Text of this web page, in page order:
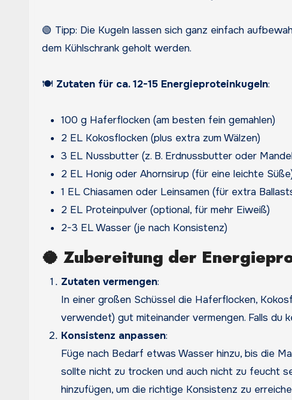
🟢 Tipp: Die Kugeln lassen sich ganz einfach
dem Kühlschrank geholt werden.
🍽️ Zutaten für ca. 12-15 Energieproteinkugeln:
100 g Haferflocken (am besten fein gemahlen)
2 EL Kokosflocken (plus extra zum Wälzen)
3 EL Nussbutter (z. B. Erdnussbutter oder
2 EL Honig oder Ahornsirup (für eine leichte
1 EL Chiasamen oder Leinsamen (für extra
2 EL Proteinpulver (optional, für mehr Eiweiß)
2-3 EL Wasser (je nach Konsistenz)
🥥 Zubereitung der
Zutaten vermengen:
In einer großen Schüssel die Haferflocken,
verwendet) gut miteinander vermengen. Falls du
Konsistenz anpassen:
Füge nach Bedarf etwas Wasser hinzu, bis die
sollte nicht zu trocken und auch nicht zu feucht
hinzufügen, um die richtige Konsistenz zu